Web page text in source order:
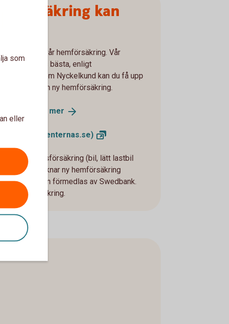
kan
saker med vår hemförsäkring. Vår
av Sveriges bästa, enligt
Som Nyckelkund kan du få upp
du tecknar en ny hemförsäkring.
mer
(konsumenternas.se)
och fordonsförsäkring (bil, lätt lastbil
när de tecknar ny hemförsäkring
Försäkringen förmedlas av Swedbank.
Kronor Försäkring.
som
eller